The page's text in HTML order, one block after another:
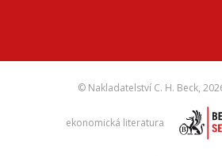
© Nakladatelství C. H. Beck,
ekonomická literatura